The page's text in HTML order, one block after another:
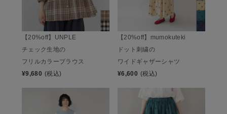
【20%off】UNPLE
チェック生地の
フリルカラーブラウス
¥9,680 (税込)
【20%off】mumokuteki
ドット刺繍の
ワイドギャザーシャツ
¥6,600 (税込)